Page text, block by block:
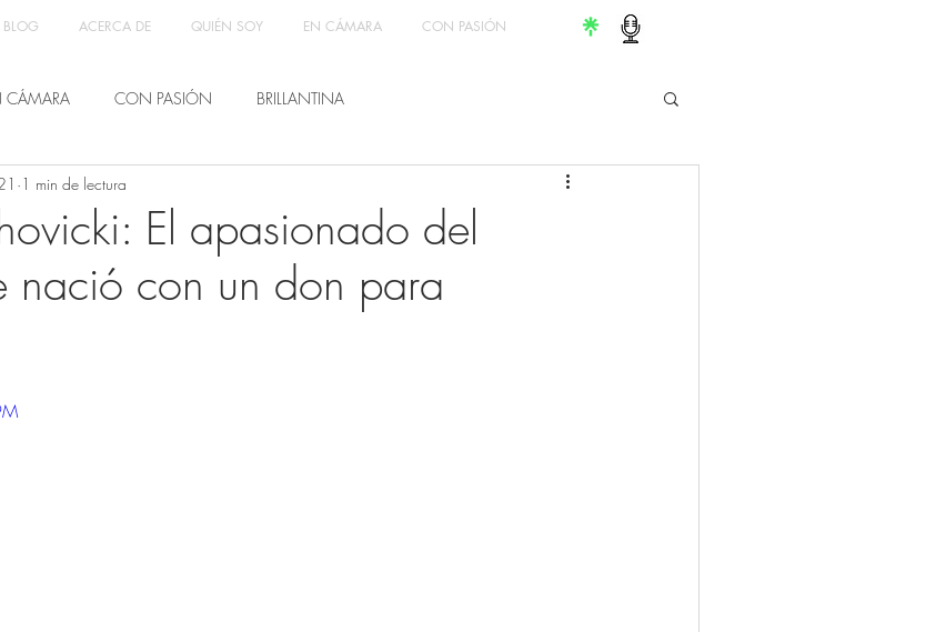
BLOG ACERCA DE QUIÉN SOY EN CÁMARA CON PASIÓN
CÁMARA CON PASIÓN BRILLANTINA
El apasionado del
nació con un don para
1 min de lectura